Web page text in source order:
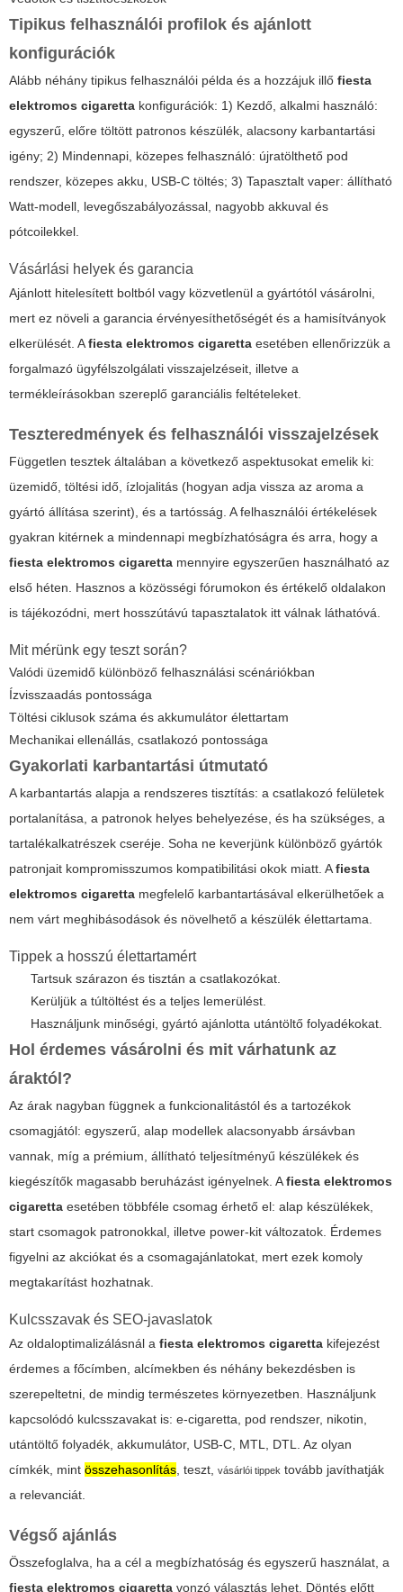
Tipikus felhasználói profilok és ajánlott
konfigurációk
Alább néhány tipikus felhasználói példa és a hozzájuk illő fiesta
elektromos cigaretta konfigurációk: 1) Kezdő, alkalmi használó:
egyszerű, előre töltött patronos készülék, alacsony karbantartási
igény; 2) Mindennapi, közepes felhasználó: újratölthető pod
rendszer, közepes akku, USB-C töltés; 3) Tapasztalt vaper: állítható
Watt-modell, levegőszabályozással, nagyobb akkuval és
pótcoilekkel.
Vásárlási helyek és garancia
Ajánlott hitelesített boltból vagy közvetlenül a gyártótól vásárolni,
mert ez növeli a garancia érvényesíthetőségét és a hamisítványok
elkerülését. Afiesta elektromos cigaretta esetében ellenőrizzük a
forgalmazó ügyfélszolgálati visszajelzéseit, illetve a
termékleírásokban szereplő garanciális feltételeket.
Teszteredmények és felhasználói visszajelzések
Független tesztek általában a következő aspektusokat emelik ki:
üzemidő, töltési idő, ízlojalitás (hogyan adja vissza az aroma a
gyártó állítása szerint), és a tartósság. A felhasználói értékelések
gyakran kitérnek a mindennapi megbízhatóságra és arra, hogy a
fiesta elektromos cigaretta mennyire egyszerűen használható az
első héten. Hasznos a közösségi fórumokon és értékelő oldalakon
is tájékozódni, mert hosszútávú tapasztalatok itt válnak láthatóvá.
Mit mérünk egy teszt során?
Valódi üzemidő különböző felhasználási scénáriókban
Ízvisszaadás pontossága
Töltési ciklusok száma és akkumulátor élettartam
Mechanikai ellenállás, csatlakozó pontossága
Gyakorlati karbantartási útmutató
A karbantartás alapja a rendszeres tisztítás: a csatlakozó felületek
portalanítása, a patronok helyes behelyezése, és ha szükséges, a
tartalékalkatrészek cseréje. Soha ne keverjünk különböző gyártók
patronjait kompromisszumos kompatibilitási okok miatt. Afiesta
elektromos cigaretta megfelelő karbantartásával elkerülhetőek a
nem várt meghibásodások és növelhető a készülék élettartama.
Tippek a hosszú élettartamért
Tartsuk szárazon és tisztán a csatlakozókat.
Kerüljük a túltöltést és a teljes lemerülést.
Használjunk minőségi, gyártó ajánlotta utántöltő folyadékokat.
Hol érdemes vásárolni és mit várhatunk az
áraktól?
Az árak nagyban függnek a funkcionalitástól és a tartozékok
csomagjától: egyszerű, alap modellek alacsonyabb ársávban
vannak, míg a prémium, állítható teljesítményű készülékek és
kiegészítők magasabb beruházást igényelnek. Afiesta elektromos
cigaretta esetében többféle csomag érhető el: alap készülékek,
start csomagok patronokkal, illetve power-kit változatok. Érdemes
figyelni az akciókat és a csomagajánlatokat, mert ezek komoly
megtakarítást hozhatnak.
Kulcsszavak és SEO-javaslatok
Az oldaloptimalizálásnál a fiesta elektromos cigaretta kifejezést
érdemes a főcímben, alcímekben és néhány bekezdésben is
szerepeltetni, de mindig természetes környezetben. Használjunk
kapcsolódó kulcsszavakat is: e-cigaretta, pod rendszer, nikotin,
utántöltő folyadék, akkumulátor, USB-C, MTL, DTL. Az olyan
címkék, mint összehasonlítás, teszt, vásárlói tippek tovább javíthatják
a relevanciát.
Végső ajánlás
Összefoglalva, ha a cél a megbízhatóság és egyszerű használat, a
fiesta elektromos cigaretta vonzó választás lehet. Döntés előtt